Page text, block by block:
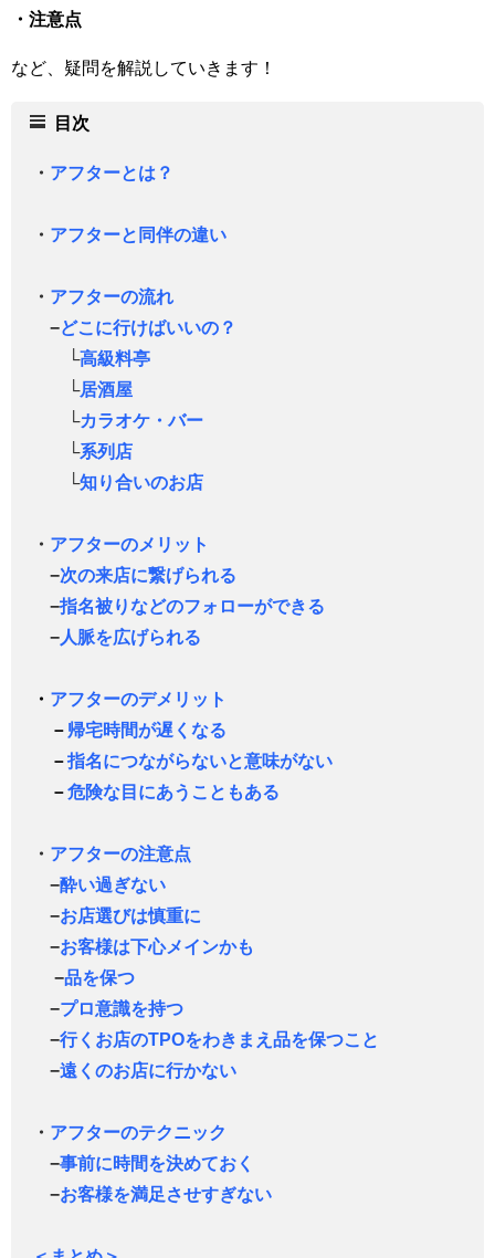
・注意点
など、疑問を解説していきます！
目次
・ アフターとは？
・ アフターと同伴の違い
・ アフターの流れ
−どこに行けばいいの？
└高級料亭
└居酒屋
└カラオケ・バー
└系列店
└知り合いのお店
・ アフターのメリット
−次の来店に繋げられる
−指名被りなどのフォローができる
−人脈を広げられる
・ アフターのデメリット
－ 帰宅時間が遅くなる
－指名につながらないと意味がない
－危険な目にあうこともある
・ アフターの注意点
−酔い過ぎない
−お店選びは慎重に
−お客様は下心メインかも
−品を保つ
−プロ意識を持つ
−行くお店のTPOをわきまえ品を保つこと
−遠くのお店に行かない
・ アフターのテクニック
−事前に時間を決めておく
−お客様を満足させすぎない